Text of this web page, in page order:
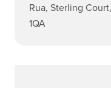
Rua, Sterling
1QA